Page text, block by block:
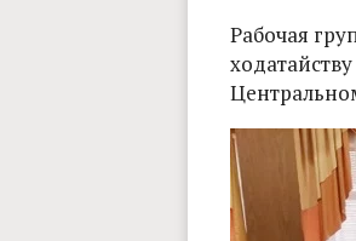
Рабочая